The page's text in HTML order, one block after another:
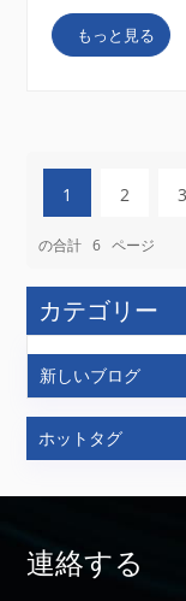
れます。 CW
を研究したり、
によく使用さ
もっと見る
1 2 3
の合計 6 ページ
カテゴリー
新しいブログ
ホットタグ
連絡する